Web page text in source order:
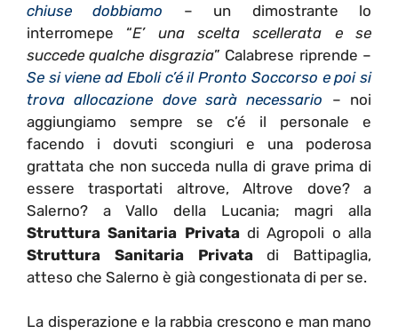
chiuse dobbiamo
– un dimostrante lo
interromepe “E’ una scelta scellerata e se
succede qualche disgrazia” Calabrese riprende –
Se si viene ad Eboli c’é il Pronto Soccorso e poi si
trova allocazione dove sarà necessario – noi
aggiungiamo sempre se c’é il personale e
facendo i dovuti scongiuri e una poderosa
grattata che non succeda nulla di grave prima di
essere trasportati altrove, Altrove dove? a
Salerno? a Vallo della Lucania; magri alla
Struttura Sanitaria Privatadi Agropoli o alla
Struttura Sanitaria Privatadi Battipaglia,
atteso che Salerno è già congestionata di per se.
La disperazione e la rabbia crescono e man mano